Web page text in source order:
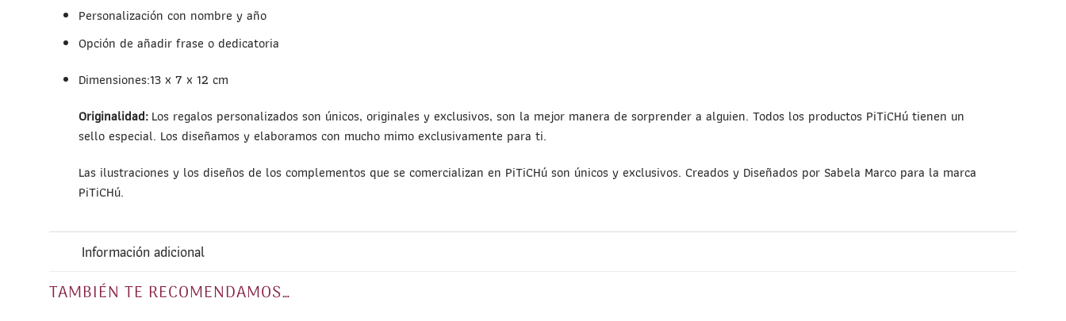
Personalización con nombre y año
Opción de añadir frase o dedicatoria
Dimensiones:13 x 7 x 12 cm
Originalidad:Los regalos personalizados son únicos, originales y exclusivos, son la mejor manera de sorprender a alguien. Todos los productos PiTiCHú tienen un
sello especial. Los diseñamos y elaboramos con mucho mimo exclusivamente para ti.
Las ilustraciones y los diseños de los complementos que se comercializan en PiTiCHú son únicos y exclusivos. Creados y Diseñados por Sabela Marco para la marca
PiTiCHú.
Información adicional
TAMBIÉN TE RECOMENDAMOS…